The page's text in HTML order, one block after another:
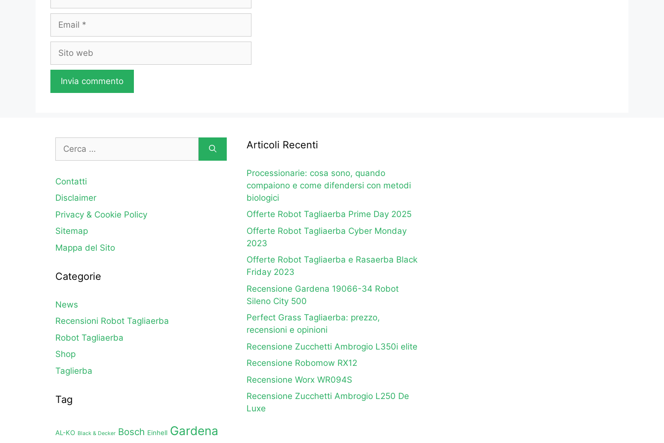
web
per:
Contatti
Disclaimer
Privacy & Cookie Policy
Sitemap
Mappa del Sito
Categorie
News
Recensioni Robot Tagliaerba
Robot Tagliaerba
Shop
Taglierba
Tag
AL-KO Black & Decker Bosch Einhell Gardena
Articoli Recenti
Processionarie: cosa sono, quando
compaiono e come difendersi con metodi
biologici
Offerte Robot Tagliaerba Prime Day 2025
Offerte Robot Tagliaerba Cyber Monday
2023
Offerte Robot Tagliaerba e Rasaerba Black
Friday 2023
Recensione Gardena 19066-34 Robot
Sileno City 500
Perfect Grass Tagliaerba: prezzo,
recensioni e opinioni
Recensione Zucchetti Ambrogio L350i elite
Recensione Robomow RX12
Recensione Worx WR094S
Recensione Zucchetti Ambrogio L250 De
Luxe